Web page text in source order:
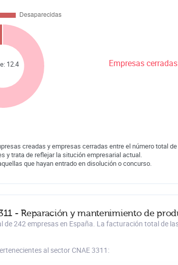
12.4 Empresas
creadas y empresas cerradas entre el número total
y trata de reflejar la situción empresarial actual.
que hayan entrado en disolución o concurso.
- Reparación y mantenimiento de
242 empresas en España. La facturación total de
al sector CNAE 3311: